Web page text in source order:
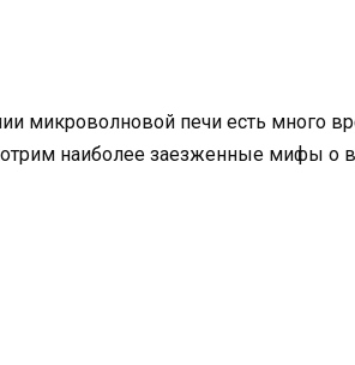
микроволновой печи есть много
наиболее заезженные мифы о